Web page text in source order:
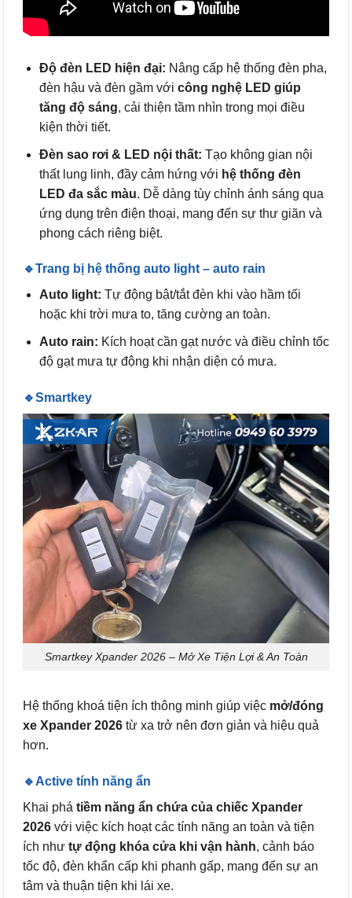
Độ đèn LED hiện đại: Nâng cấp hệ thống đèn pha,
đèn hậu và đèn gầm với công nghệ LED giúp
tăng độ sáng, cải thiện tầm nhìn trong mọi điều
kiện thời tiết.
Đèn sao rơi & LED nội thất: Tạo không gian nội
thất lung linh, đầy cảm hứng với hệ thống đèn
LED đa sắc màu. Dễ dàng tùy chỉnh ánh sáng qua
ứng dụng trên điện thoại, mang đến sự thư giãn và
phong cách riêng biệt.
🔹Trang bị hệ thống auto light – auto rain
Auto light: Tự động bật/tắt đèn khi vào hầm tối
hoặc khi trời mưa to, tăng cường an toàn.
Auto rain: Kích hoạt cần gạt nước và điều chỉnh tốc
độ gạt mưa tự động khi nhận diện có mưa.
🔹Smartkey
Smartkey Xpander 2026 – Mở Xe Tiện Lợi & An Toàn
Hệ thống khoá tiện ích thông minh giúp việc mở/đóng
xe Xpander 2026 từ xa trở nên đơn giản và hiệu quả
hơn.
🔹Active tính năng ẩn
Khai phá tiềm năng ẩn chứa của chiếc Xpander
2026 với việc kích hoạt các tính năng an toàn và tiện
ích như tự động khóa cửa khi vận hành, cảnh báo
tốc độ, đèn khẩn cấp khi phanh gấp, mang đến sự an
tâm và thuận tiện khi lái xe.